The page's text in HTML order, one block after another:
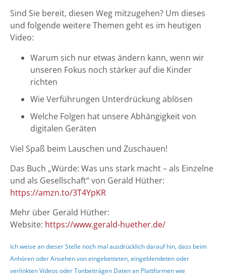
Sind Sie bereit, diesen Weg mitzugehen? Um dieses
und folgende weitere Themen geht es im heutigen
Video:
Warum sich nur etwas ändern kann, wenn wir
unseren Fokus noch stärker auf die Kinder
richten
Wie Verführungen Unterdrückung ablösen
Welche Folgen hat unsere Abhängigkeit von
digitalen Geräten
Viel Spaß beim Lauschen und Zuschauen!
Das Buch „Würde: Was uns stark macht – als Einzelne
und als Gesellschaft“ von Gerald Hüther:
https://amzn.to/3T4YpKR
Mehr über Gerald Hüther:
Website: https://www.gerald-huether.de/
Ich weise an dieser Stelle noch mal ausdrücklich darauf hin, dass beim
Anhören oder Ansehen von eingebetteten, eingeblendeten oder
verlinkten Videos oder Tonbeiträgen Daten an Plattformen wie